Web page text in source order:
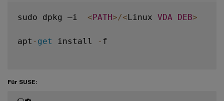
sudo dpkg –i <PATH>/<Linux VDA DEB>
apt - get install - f
Für SUSE: